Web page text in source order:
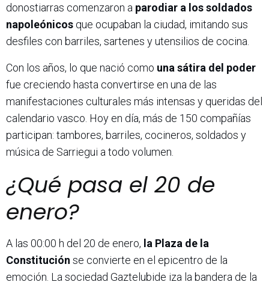
donostiarras comenzaron a parodiar a los soldados
napoleónicos que ocupaban la ciudad, imitando sus
desfiles con barriles, sartenes y utensilios de cocina.
Con los años, lo que nació como una sátira del poder
fue creciendo hasta convertirse en una de las
manifestaciones culturales más intensas y queridas del
calendario vasco. Hoy en día, más de 150 compañías
participan: tambores, barriles, cocineros, soldados y
música de Sarriegui a todo volumen.
¿Qué pasa el 20 de
enero?
A las 00:00 h del 20 de enero, la Plaza de la
Constitución se convierte en el epicentro de la
emoción. La sociedad Gaztelubide iza la bandera de la